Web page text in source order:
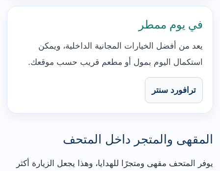
في يوم ممطر
يعد من أفضل الخيارات المجانية الداخلية، ويمكن
استكمال اليوم بمول أو مطعم قريب حسب موقعك.
ترافورد سنتر
المقهى والمتجر داخل المتحف
يوفر المتحف مقهى ومتجرًا للهدايا، وهذا يجعل الزيارة أكثر